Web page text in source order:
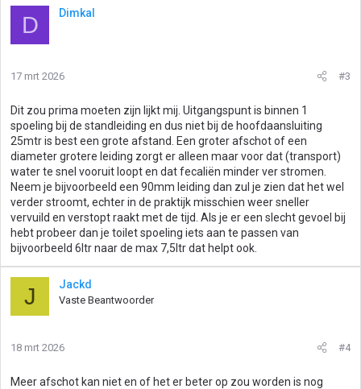
D Dimkal
17 mrt 2026 #3
Dit zou prima moeten zijn lijkt mij. Uitgangspunt is binnen 1
spoeling bij de standleiding en dus niet bij de hoofdaansluiting
25mtr is best een grote afstand. Een groter afschot of een
diameter grotere leiding zorgt er alleen maar voor dat (transport)
water te snel vooruit loopt en dat fecaliën minder ver stromen.
Neem je bijvoorbeeld een 90mm leiding dan zul je zien dat het wel
verder stroomt, echter in de praktijk misschien weer sneller
vervuild en verstopt raakt met de tijd. Als je er een slecht gevoel bij
hebt probeer dan je toilet spoeling iets aan te passen van
bijvoorbeeld 6ltr naar de max 7,5ltr dat helpt ook.
J Jackd
Vaste Beantwoorder
18 mrt 2026 #4
Meer afschot kan niet en of het er beter op zou worden is nog